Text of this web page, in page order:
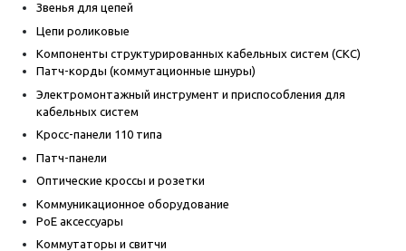
Звенья для цепей
Цепи роликовые
Компоненты структурированных кабельных систем (СКС)
Патч-корды (коммутационные шнуры)
Электромонтажный инструмент и приспособления для
кабельных систем
Кросс-панели 110 типа
Патч-панели
Оптические кроссы и розетки
Коммуникационное оборудование
PoE аксессуары
Коммутаторы и свитчи